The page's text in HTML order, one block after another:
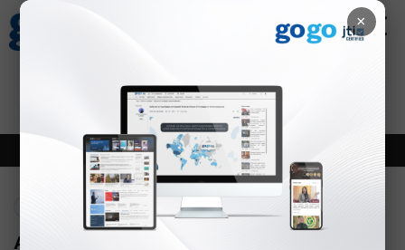
×
Зурхай
8.07
Онцлох Шинэ
АНУ-ын Мексик, Канадад ногдуулсан